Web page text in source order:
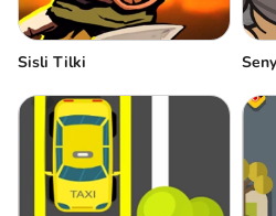
Sisli Tilki